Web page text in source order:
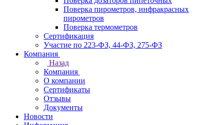
Поверка пирометров, инфракрасных
пирометров
Поверка термометров
Сертификация
Участие по 223-ФЗ, 44-ФЗ, 275-ФЗ
Компания
Назад
Компания
О компании
Сертификаты
Отзывы
Документы
Новости